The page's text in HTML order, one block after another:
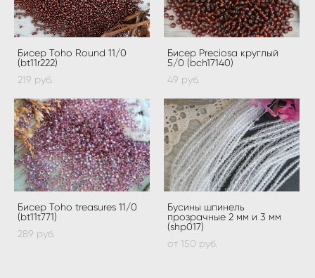
Бисер Toho Round 11/0
(bt11r222)
219 pуб.
Бисер Preciosa круглый
5/0 (bch17140)
49 pуб.
Бисер Toho treasures 11/0
(bt11t771)
289 pуб.
Бусины шпинель
прозрачные 2 мм и 3 мм
(shp017)
от 150 pуб.